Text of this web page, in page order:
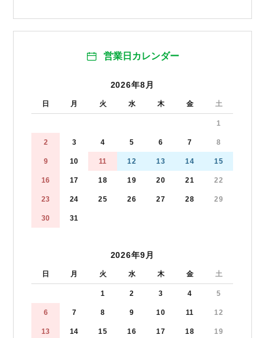
営業日カレンダー
2026年8月
日 月 火 水 木 金 土
1
2 3 4 5 6 7 8
9 10 11 12 13 14 15
16 17 18 19 20 21 22
23 24 25 26 27 28 29
30 31
2026年9月
日 月 火 水 木 金 土
1 2 3 4 5
6 7 8 9 10 11 12
13 14 15 16 17 18 19